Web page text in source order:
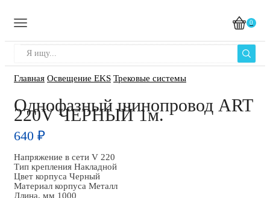
0
Главная Освещение EKS Трековые системы
Однофазный шинопровод ART
220V ЧЕРНЫЙ 1м.
640 ₽
Напряжение в сети V 220
Тип крепления Накладной
Цвет корпуса Черный
Материал корпуса Металл
Длина, мм 1000